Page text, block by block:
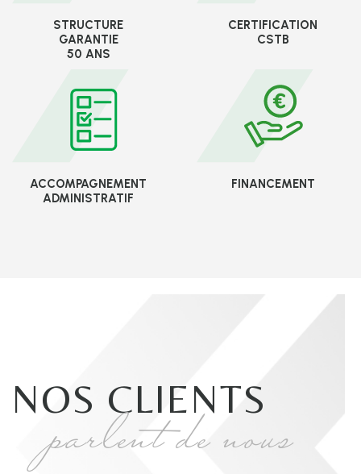
STRUCTURE
GARANTIE
50 ANS
CERTIFICATION
CSTB
ACCOMPAGNEMENT
ADMINISTRATIF
FINANCEMENT
NOS CLIENTS
parlent de nous